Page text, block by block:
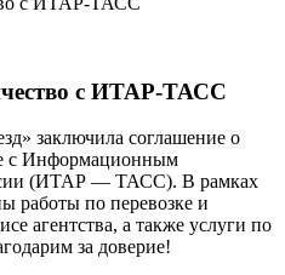
с ИТАР-ТАСС
заключила соглашение о
с Информационным
(ИТАР — ТАСС). В рамках
работы по перевозке и
агентства, а также услуги по
за доверие!